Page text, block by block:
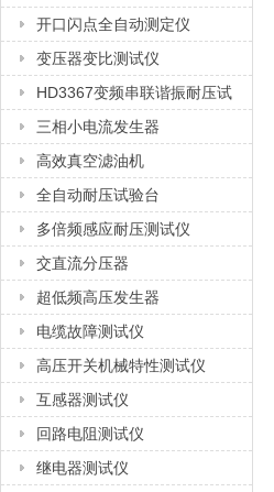
开口闪点全自动测定仪
变压器变比测试仪
HD3367变频串联谐振耐压试
验装置
三相小电流发生器
高效真空滤油机
全自动耐压试验台
多倍频感应耐压测试仪
交直流分压器
超低频高压发生器
电缆故障测试仪
高压开关机械特性测试仪
互感器测试仪
回路电阻测试仪
继电器测试仪